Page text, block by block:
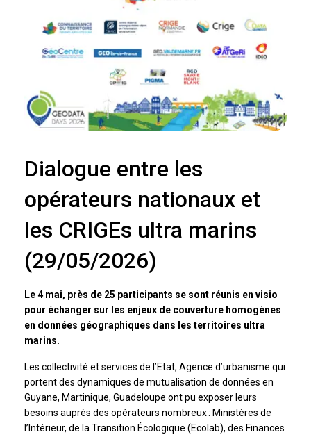
Dialogue entre les
opérateurs nationaux et
les CRIGEs ultra marins
(29/05/2026)
Le 4 mai, près de 25 participants se sont réunis en visio
pour échanger sur les enjeux de couverture homogènes
en données géographiques dans les territoires ultra
marins.
Les collectivité et services de l’Etat, Agence d’urbanisme qui
portent des dynamiques de mutualisation de données en
Guyane, Martinique, Guadeloupe ont pu exposer leurs
besoins auprès des opérateurs nombreux : Ministères de
l’Intérieur, de la Transition Écologique (Ecolab), des Finances